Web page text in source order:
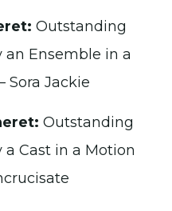
Outstanding
Ensemble in a
Sora Jackie
Outstanding
Cast in a Motion